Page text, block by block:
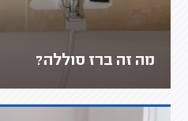
מה זה ברז סוללה?